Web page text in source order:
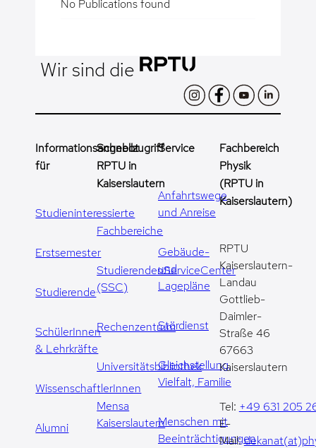
No Publications found
Wir sind die
Informationsangebot
für
Studieninteressierte
Erstsemester
Studierende
SchülerInnen
& Lehrkräfte
WissenschaftlerInnen
Alumni
Schnellzugriff
RPTU in
Kaiserslautern
Fachbereiche
StudierendenServiceCenter
(SSC)
Rechenzentrum
Universitätsbibliothek
Mensa
Kaiserslautern
Service
Anfahrtswege
und Anreise
Gebäude-
und
Lagepläne
Stördienst
Gleichstellung,
Vielfalt, Familie
Menschen mit
Beeinträchtigungen
Fachbereich
Physik
(RPTU in
Kaiserslautern)
RPTU
Kaiserslautern-
Landau
Gottlieb-
Daimler-
Straße 46
67663
Kaiserslautern
Tel: +49 631 205
E-
Mail: